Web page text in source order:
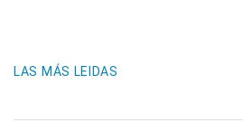
LAS MÁS LEIDAS